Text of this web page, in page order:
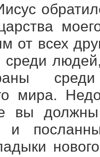
от всех
мира.
вы должны
и